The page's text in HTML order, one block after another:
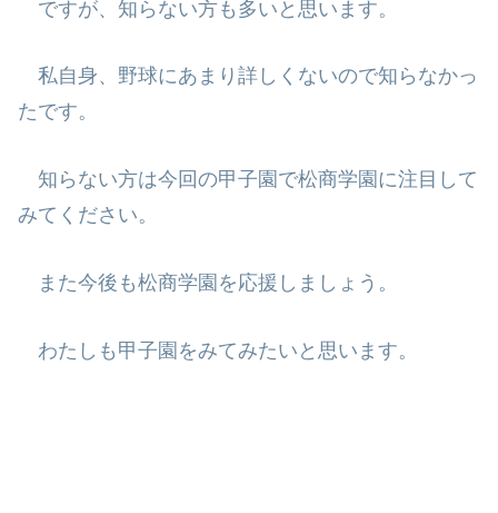
ですが、知らない方も多いと思います。
私自身、野球にあまり詳しくないので知らなかっ
たです。
知らない方は今回の甲子園で松商学園に注目して
みてください。
また今後も松商学園を応援しましょう。
わたしも甲子園をみてみたいと思います。